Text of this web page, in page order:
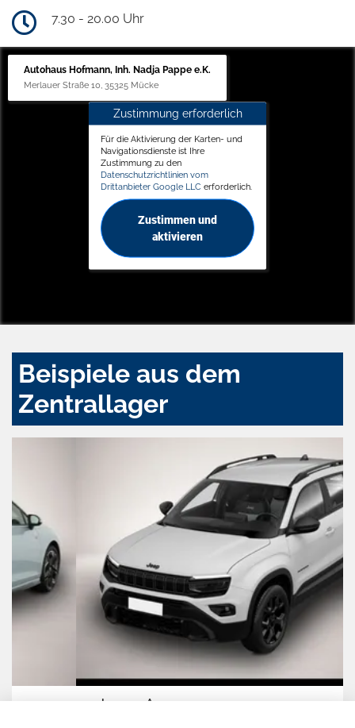
7.30 - 20.00 Uhr
Autohaus Hofmann, Inh. Nadja Pappe e.K.
Merlauer Straße 10, 35325 Mücke
Zustimmung erforderlich
Für die Aktivierung der Karten- und
Navigationsdienste ist Ihre
Zustimmung zu den
Datenschutzrichtlinien vom
Drittanbieter Google LLC erforderlich.
Zustimmen und
aktivieren
Beispiele aus dem
Zentrallager
Jeep Avenger